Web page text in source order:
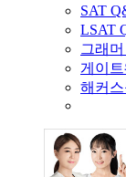
SAT
LSAT
그래
게이
해커